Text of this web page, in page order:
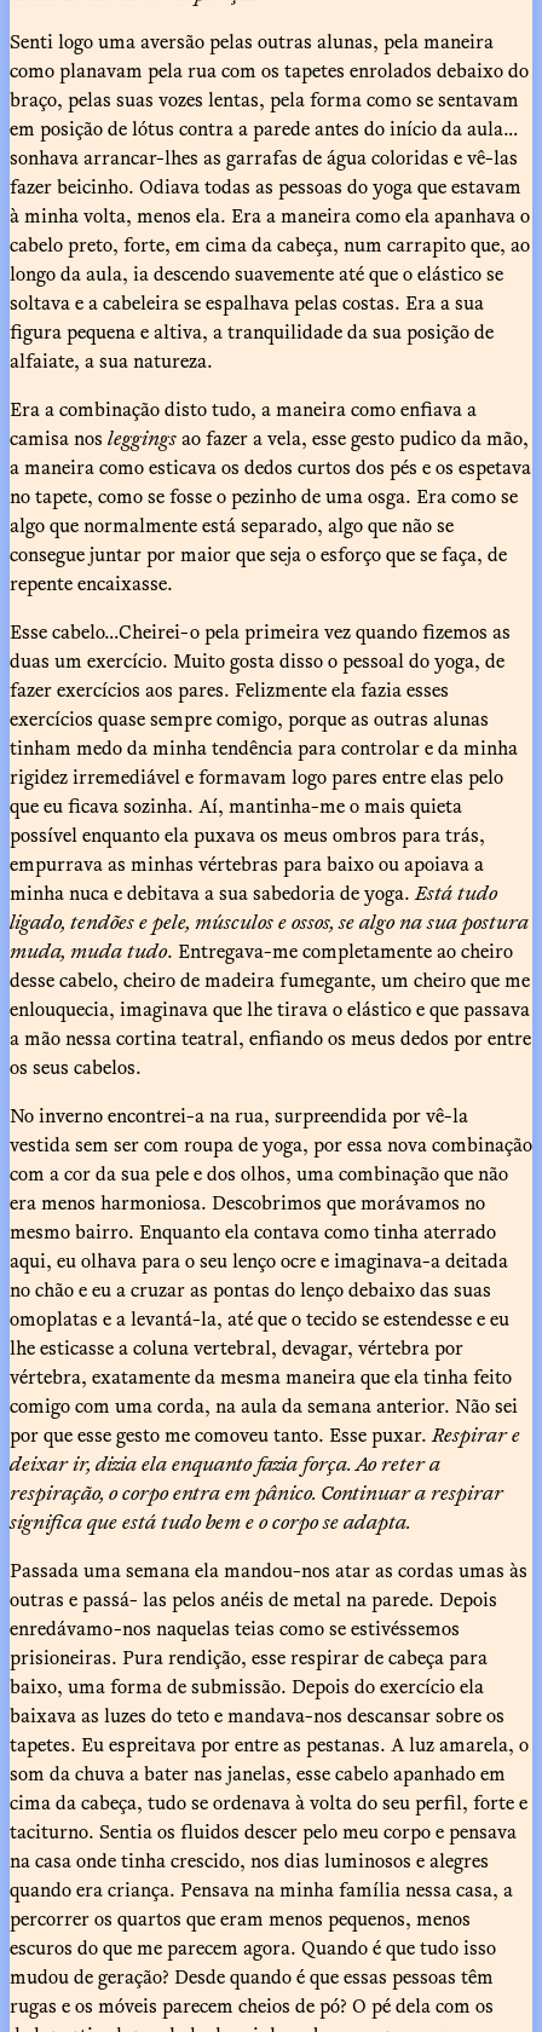
Senti logo uma aversão pelas outras alunas, pela maneira
como planavam pela rua com os tapetes enrolados debaixo do
braço, pelas suas vozes lentas, pela forma como se sentavam
em posição de lótus contra a parede antes do início da aula…
sonhava arrancar-lhes as garrafas de água coloridas e vê-las
fazer beicinho. Odiava todas as pessoas do yoga que estavam
à minha volta, menos ela. Era a maneira como ela apanhava o
cabelo preto, forte, em cima da cabeça, num carrapito que, ao
longo da aula, ia descendo suavemente até que o elástico se
soltava e a cabeleira se espalhava pelas costas. Era a sua
figura pequena e altiva, a tranquilidade da sua posição de
alfaiate, a sua natureza.
Era a combinação disto tudo, a maneira como enfiava a
camisa nos leggingsao fazer a vela, esse gesto pudico da mão,
a maneira como esticava os dedos curtos dos pés e os espetava
no tapete, como se fosse o pezinho de uma osga. Era como se
algo que normalmente está separado, algo que não se
consegue juntar por maior que seja o esforço que se faça, de
repente encaixasse.
Esse cabelo…Cheirei-o pela primeira vez quando fizemos as
duas um exercício. Muito gosta disso o pessoal do yoga, de
fazer exercícios aos pares. Felizmente ela fazia esses
exercícios quase sempre comigo, porque as outras alunas
tinham medo da minha tendência para controlar e da minha
rigidez irremediável e formavam logo pares entre elas pelo
que eu ficava sozinha. Aí, mantinha-me o mais quieta
possível enquanto ela puxava os meus ombros para trás,
empurrava as minhas vértebras para baixo ou apoiava a
minha nuca e debitava a sua sabedoria de yoga.Está tudo
ligado, tendões e pele, músculos e ossos, se algo na sua postura
muda, muda tudo. Entregava-me completamente ao cheiro
desse cabelo, cheiro de madeira fumegante, um cheiro que me
enlouquecia, imaginava que lhe tirava o elástico e que passava
a mão nessa cortina teatral, enfiando os meus dedos por entre
os seus cabelos.
No inverno encontrei-a na rua, surpreendida por vê-la
vestida sem ser com roupa de yoga, por essa nova combinação
com a cor da sua pele e dos olhos, uma combinação que não
era menos harmoniosa. Descobrimos que morávamos no
mesmo bairro. Enquanto ela contava como tinha aterrado
aqui, eu olhava para o seu lenço ocre e imaginava-a deitada
no chão e eu a cruzar as pontas do lenço debaixo das suas
omoplatas e a levantá-la, até que o tecido se estendesse e eu
lhe esticasse a coluna vertebral, devagar, vértebra por
vértebra, exatamente da mesma maneira que ela tinha feito
comigo com uma corda, na aula da semana anterior. Não sei
por que esse gesto me comoveu tanto. Esse puxar.Respirar e
deixar ir, dizia ela enquanto fazia força. Ao reter a
respiração, o corpo entra em pânico. Continuar a respirar
significa que está tudo bem e o corpo se adapta.
Passada uma semana ela mandou-nos atar as cordas umas às
outras e passá- las pelos anéis de metal na parede. Depois
enredávamo-nos naquelas teias como se estivéssemos
prisioneiras. Pura rendição, esse respirar de cabeça para
baixo, uma forma de submissão. Depois do exercício ela
baixava as luzes do teto e mandava-nos descansar sobre os
tapetes. Eu espreitava por entre as pestanas. A luz amarela, o
som da chuva a bater nas janelas, esse cabelo apanhado em
cima da cabeça, tudo se ordenava à volta do seu perfil, forte e
taciturno. Sentia os fluidos descer pelo meu corpo e pensava
na casa onde tinha crescido, nos dias luminosos e alegres
quando era criança. Pensava na minha família nessa casa, a
percorrer os quartos que eram menos pequenos, menos
escuros do que me parecem agora. Quando é que tudo isso
mudou de geração? Desde quando é que essas pessoas têm
rugas e os móveis parecem cheios de pó? O pé dela com os